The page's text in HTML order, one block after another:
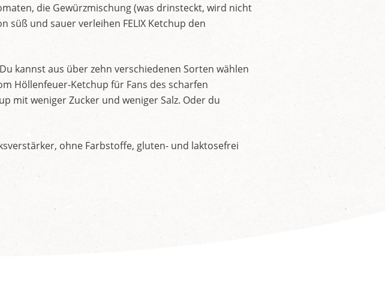
die Gewürzmischung (was drinsteckt, wird nicht
süß und sauer verleihen FELIX Ketchup den
kannst aus über zehn verschiedenen Sorten wählen
Höllenfeuer-Ketchup für Fans des scharfen
mit weniger Zucker und weniger Salz. Oder du
ohne Farbstoffe, gluten- und laktosefrei